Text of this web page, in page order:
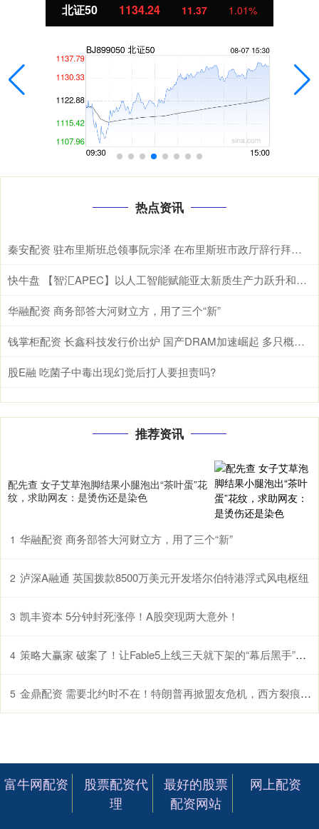
北证50 1134.24 11.37 1.01%
热点资讯
秦安配资 驻布里斯班总领事阮宗泽 在布里斯班市政厅辞行拜会市长施林纳。施林纳市
快牛盘 【智汇APEC】以人工智能赋能亚太新质生产力跃升和包容性增长
华融配资 商务部答大河财立方，用了三个“新”
钱掌柜配资 长鑫科技发行价出炉 国产DRAM加速崛起 多只概念股获资金关注(名单)
股E融 吃菌子中毒出现幻觉后打人要担责吗?
推荐资讯
配先查 女子艾草泡脚结果小腿泡出“茶叶蛋”花
纹，求助网友：是烫伤还是染色
1 华融配资 商务部答大河财立方，用了三个“新”
2 泸深A融通 英国拨款8500万美元开发塔尔伯特港浮式风电枢纽
3 凯丰资本 5分钟封死涨停！A股突现两大意外！
4 策略大赢家 破案了！让Fable5上线三天就下架的“幕后黑手”，竟是自家股东亚马逊
5 金鼎配资 需要北约时不在！特朗普再掀盟友危机，西方裂痕支撑金价反弹
富牛网配资
股票配资代
理
最好的股票
配资网站
网上配资